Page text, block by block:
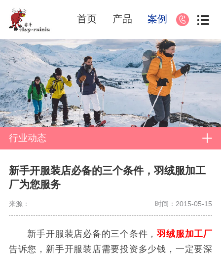
首页 产品 案例
行业动态
新手开服装店必备的三个条件，羽绒服加工
厂为您服务
来源： 时间：2015-05-15
新手开服装店必备的三个条件，羽绒服加工厂
告诉您，新手开服装店需要投资多少钱，一定要深